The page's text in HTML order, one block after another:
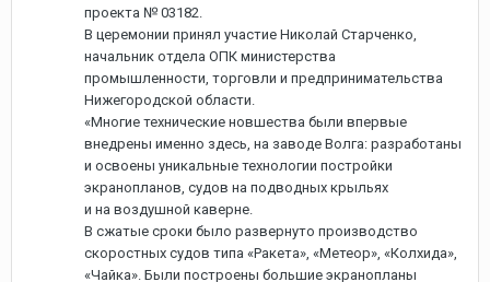
проекта № 03182.
В церемонии принял участие Николай Старченко,
начальник отдела ОПК министерства
промышленности, торговли и предпринимательства
Нижегородской области.
«Многие технические новшества были впервые
внедрены именно здесь, на заводе Волга: разработаны
и освоены уникальные технологии постройки
экранопланов, судов на подводных крыльях
и на воздушной каверне.
В сжатые сроки было развернуто производство
скоростных судов типа «Ракета», «Метеор», «Колхида»,
«Чайка». Были построены большие экранопланы